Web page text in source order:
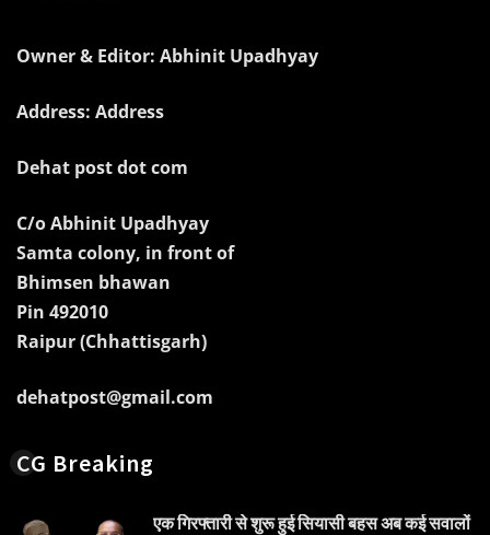
Owner & Editor: Abhinit Upadhyay
Address: Address
Dehat post dot com
C/o Abhinit Upadhyay
Samta colony, in front of
Bhimsen bhawan
Pin 492010
Raipur (Chhattisgarh)
dehatpost@gmail.com
CG Breaking
एक गिरफ्तारी से शुरू हुई सियासी बहस अब कई सवालों